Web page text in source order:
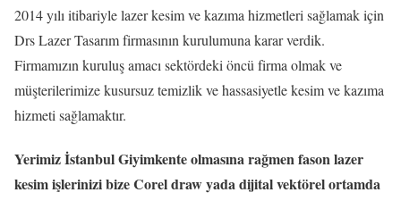
2014 yılı itibariyle lazer kesim ve kazıma hizmetleri sağlamak için
Drs Lazer Tasarım firmasının kurulumuna karar verdik.
Firmamızın kuruluş amacı sektördeki öncü firma olmak ve
müşterilerimize kusursuz temizlik ve hassasiyetle kesim ve kazıma
hizmeti sağlamaktır.
Yerimiz İstanbul Giyimkente olmasına rağmen fason lazer
kesim işlerinizi bize Corel draw yada dijital vektörel ortamda